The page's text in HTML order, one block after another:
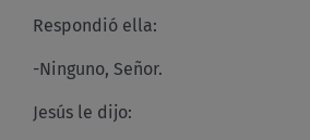
Respondió ella:
-Ninguno, Señor.
Jesús le dijo: